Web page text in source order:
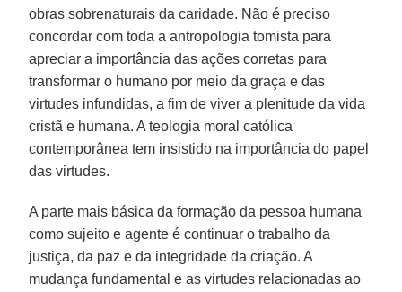
obras sobrenaturais da caridade. Não é preciso
concordar com toda a antropologia tomista para
apreciar a importância das ações corretas para
transformar o humano por meio da graça e das
virtudes infundidas, a fim de viver a plenitude da vida
cristã e humana. A teologia moral católica
contemporânea tem insistido na importância do papel
das virtudes.
A parte mais básica da formação da pessoa humana
como sujeito e agente é continuar o trabalho da
justiça, da paz e da integridade da criação. A
mudança fundamental e as virtudes relacionadas ao